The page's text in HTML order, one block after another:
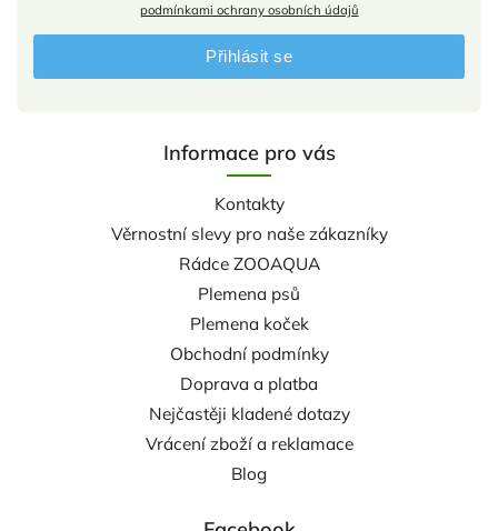
Informace pro vás
Kontakty
Věrnostní slevy pro naše zákazníky
Rádce ZOOAQUA
Plemena psů
Plemena koček
Obchodní podmínky
Doprava a platba
Nejčastěji kladené dotazy
Vrácení zboží a reklamace
Blog
podmínkami ochrany osobních údajů
Přihlásit se